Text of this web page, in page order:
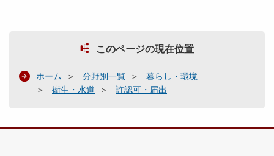
このページの現在位置
ホーム 分野別一覧
暮らし・環境
衛生・水道
許認可・届出